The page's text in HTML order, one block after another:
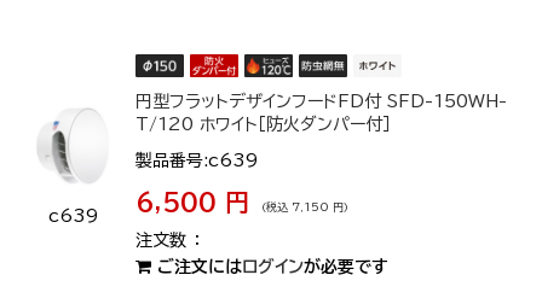
c639
円型フラットデザインフードFD付 SFD-150WH-
T/120 ホワイト［防火ダンパー付］
製品番号:c639
6,500 円 (税込 7,150 円)
ご注文には ログインが必要です